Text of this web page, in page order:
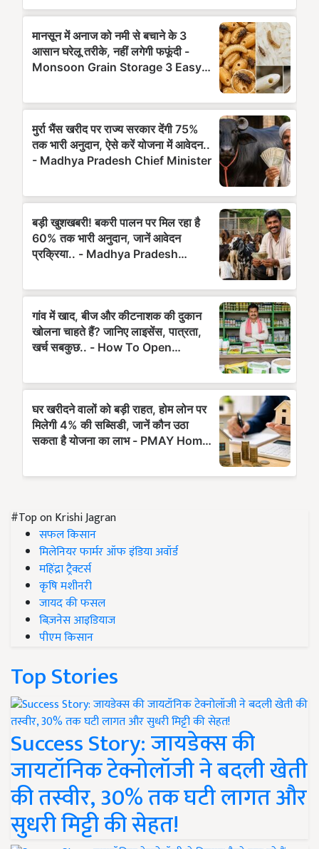
#Top on Krishi Jagran
सफल किसान
मिलेनियर फार्मर ऑफ इंडिया अवॉर्ड
महिंद्रा ट्रैक्टर्स
कृषि मशीनरी
जायद की फसल
बिज़नेस आइडियाज
पीएम किसान
Top Stories
Success Story: जायडेक्स की
जायटॉनिक टेक्नोलॉजी ने बदली खेती
की तस्वीर, 30% तक घटी लागत और
सुधरी मिट्टी की सेहत!